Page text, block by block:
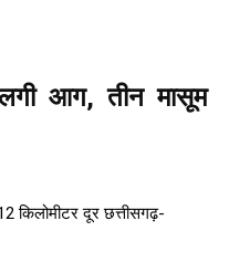
आग, तीन मासूम
किलोमीटर दूर छत्तीसगढ़-